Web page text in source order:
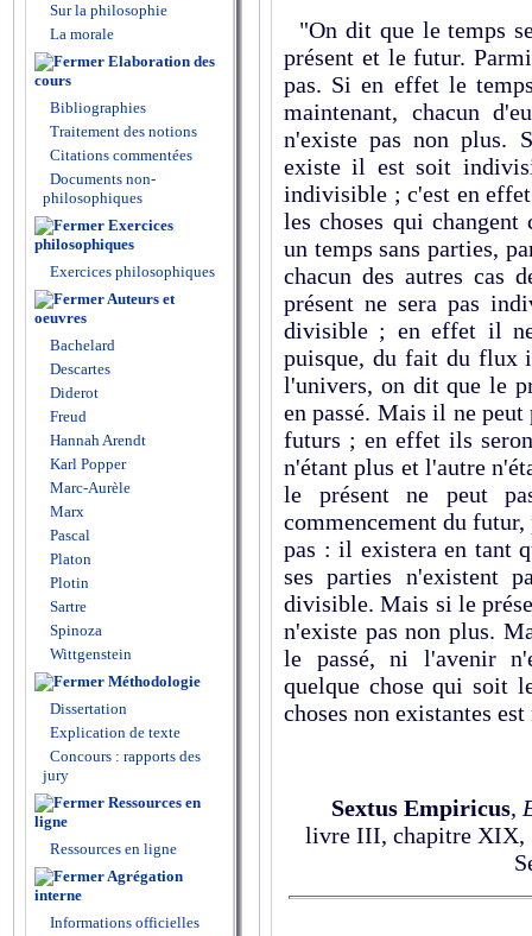
Sur la philosophie
La morale
Elaboration des
cours
Bibliographies
Traitement des notions
Citations commentées
Documents non-
philosophiques
Exercices
philosophiques
Exercices philosophiques
Auteurs et
oeuvres
Bachelard
Descartes
Diderot
Freud
Hannah Arendt
Karl Popper
Marc-Aurèle
Marx
Pascal
Platon
Plotin
Sartre
Spinoza
Wittgenstein
Méthodologie
Dissertation
Explication de texte
Concours : rapports des
jury
Ressources en
ligne
Ressources en ligne
Agrégation
interne
Informations officielles
"On dit que le temps
présent et le futur.
pas. Si en effet le
maintenant, chacun
n'existe pas non plus.
existe il est soit
indivisible ; c'est en
les choses qui changent
un temps sans parties,
chacun des autres cas
présent ne sera pas
divisible ; en effet il
puisque, du fait du flux
l'univers, on dit que le
en passé. Mais il ne peut
futurs ; en effet ils
n'étant plus et l'autre
le présent ne peut
commencement du
pas : il existera en tant
ses parties n'existent
divisible. Mais si le
n'existe pas non plus.
le passé, ni l'avenir
quelque chose qui soit
choses non existantes
Sextus Empiricus,
livre III, chapitre XIX,